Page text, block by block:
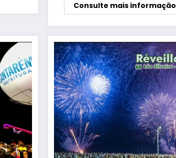
Consulte mais informação